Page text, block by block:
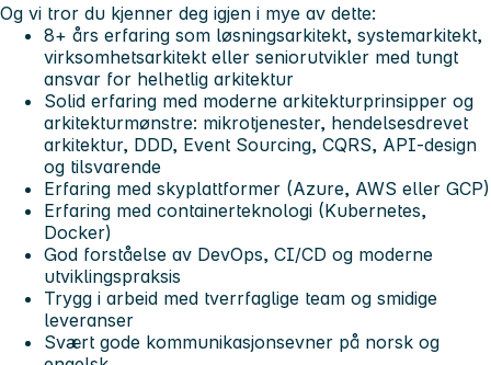
Og vi tror du kjenner deg igjen i mye av dette:
8+ års erfaring som løsningsarkitekt, systemarkitekt,
virksomhetsarkitekt eller seniorutvikler med tungt
ansvar for helhetlig arkitektur
Solid erfaring med moderne arkitekturprinsipper og
arkitekturmønstre: mikrotjenester, hendelsesdrevet
arkitektur, DDD, Event Sourcing, CQRS, API-design
og tilsvarende
Erfaring med skyplattformer (Azure, AWS eller GCP)
Erfaring med containerteknologi (Kubernetes,
Docker)
God forståelse av DevOps, CI/CD og moderne
utviklingspraksis
Trygg i arbeid med tverrfaglige team og smidige
leveranser
Svært gode kommunikasjonsevner på norsk og